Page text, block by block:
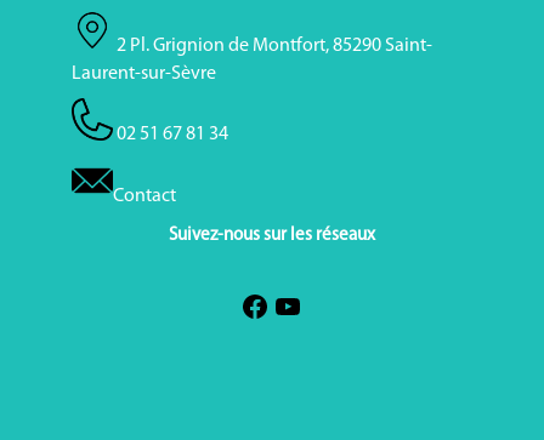
2 Pl. Grignion de Montfort, 85290 Saint-
Laurent-sur-Sèvre
02 51 67 81 34
Contact
Suivez-nous sur les réseaux